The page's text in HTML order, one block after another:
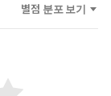
는 이 작품을 읽는
으며 우리 할아버
아이들은 어려운
가 우리 겨레에게
별점 분포 보기